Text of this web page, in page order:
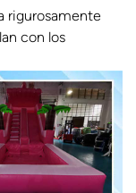
rigurosamente
con los